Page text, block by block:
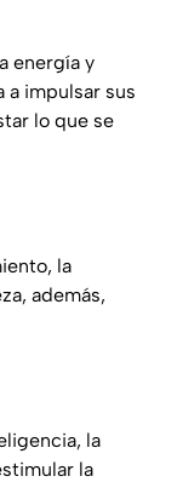
energía y
a impulsar sus
lo que se
la
además,
la
la